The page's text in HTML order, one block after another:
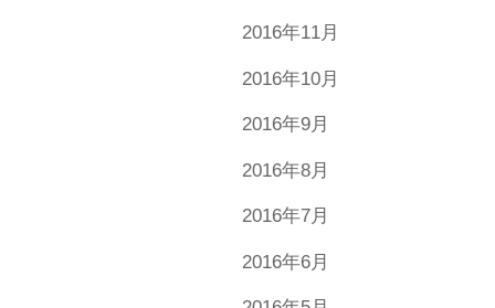
2016年11月
2016年10月
2016年9月
2016年8月
2016年7月
2016年6月